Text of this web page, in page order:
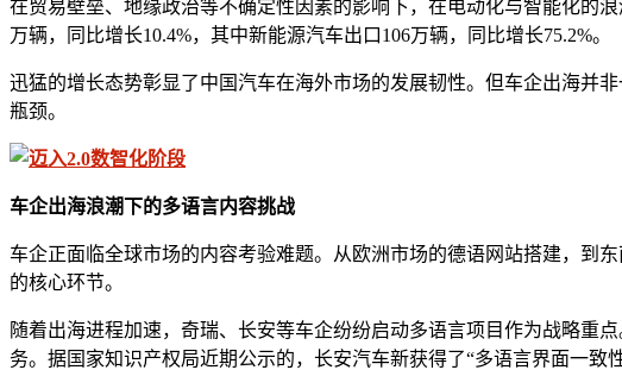
在贸易壁垒、地缘政治等不确定性因素的影响下，在电动化与智能化的
万辆，同比增长10.4%，其中新能源汽车出口106万辆，同比增长75.2%。
迅猛的增长态势彰显了中国汽车在海外市场的发展韧性。但车企出海并
瓶颈。
车企出海浪潮下的多语言内容挑战
车企正面临全球市场的内容考验难题。从欧洲市场的德语网站搭建，到
的核心环节。
随着出海进程加速，奇瑞、长安等车企纷纷启动多语言项目作为战略重
务。据国家知识产权局近期公示的，长安汽车新获得了“多语言界面一